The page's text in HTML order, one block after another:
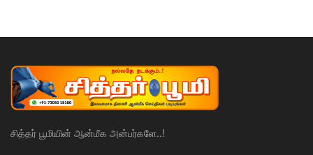
சித்தர் பூமியின் ஆன்மீக அன்பர்களே..!